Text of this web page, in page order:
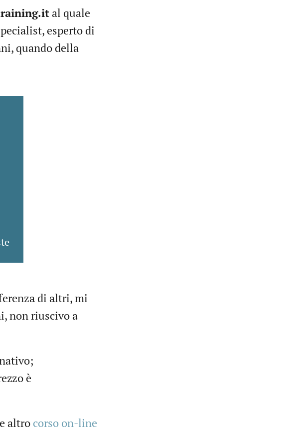
al quale
esperto di
quando della
di altri, mi
non riuscivo a
è
altro corso on-line